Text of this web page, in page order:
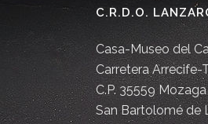
C.R.D.O.
Casa-Museo del
Carretera Arrecife-
C.P. 35559 Mozaga
San Bartolomé de